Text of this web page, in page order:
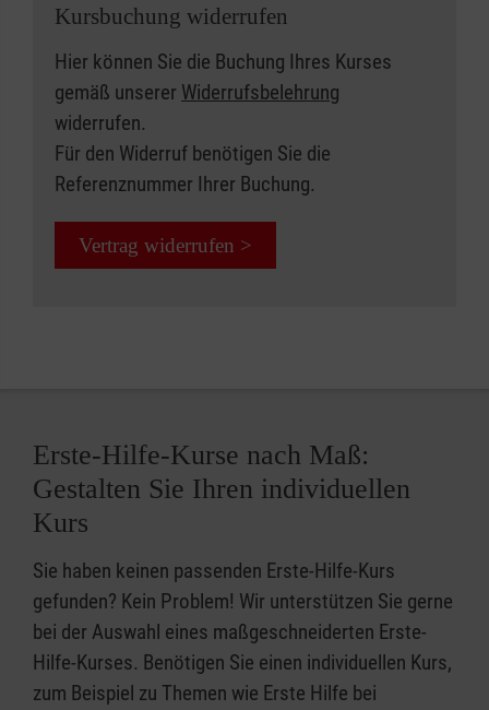
Kursbuchung widerrufen
Hier können Sie die Buchung Ihres Kurses
gemäß unserer Widerrufsbelehrung
widerrufen.
Für den Widerruf benötigen Sie die
Referenznummer Ihrer Buchung.
Vertrag widerrufen >
Erste-Hilfe-Kurse nach Maß:
Gestalten Sie Ihren individuellen
Kurs
Sie haben keinen passenden Erste-Hilfe-Kurs
gefunden? Kein Problem! Wir unterstützen Sie gerne
bei der Auswahl eines maßgeschneiderten Erste-
Hilfe-Kurses. Benötigen Sie einen individuellen Kurs,
zum Beispiel zu Themen wie Erste Hilfe bei